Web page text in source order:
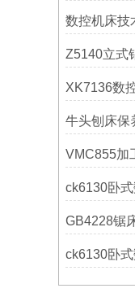
数控机床技
牛头刨床保
GB4228锯